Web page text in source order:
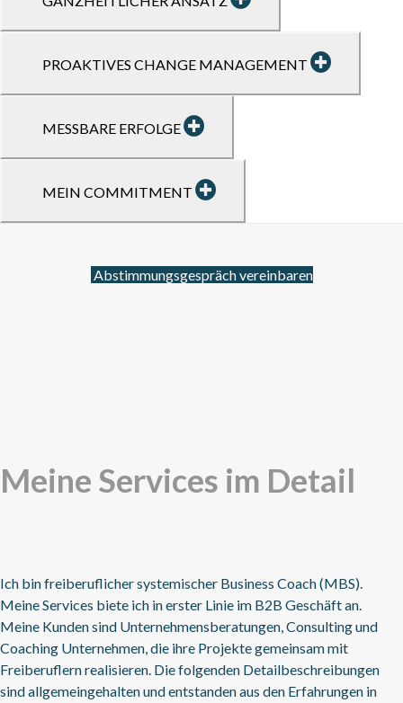
PROAKTIVES CHANGE MANAGEMENT
MESSBARE ERFOLGE
MEIN COMMITMENT
Abstimmungsgespräch vereinbaren
Meine Services im Detail
Ich bin freiberuflicher systemischer Business Coach (MBS).
Meine Services biete ich in erster Linie im B2B Geschäft an.
Meine Kunden sind Unternehmensberatungen, Consulting und
Coaching Unternehmen, die ihre Projekte gemeinsam mit
Freiberuflern realisieren. Die folgenden Detailbeschreibungen
sind allgemeingehalten und entstanden aus den Erfahrungen in